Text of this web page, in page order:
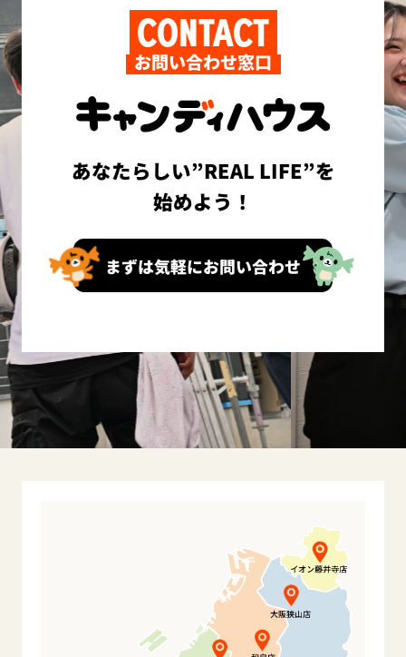
CONTACT
お問い合わせ窓口
あなたらしい”REAL LIFE”を
始めよう！
まずは気軽にお問い合わせ